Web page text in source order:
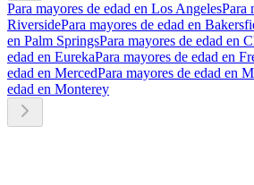
Para mayores de edad en Los AngelesPara
RiversidePara mayores de edad en
en Palm SpringsPara mayores de edad en
edad en EurekaPara mayores de edad en
edad en MercedPara mayores de edad en
edad en Monterey